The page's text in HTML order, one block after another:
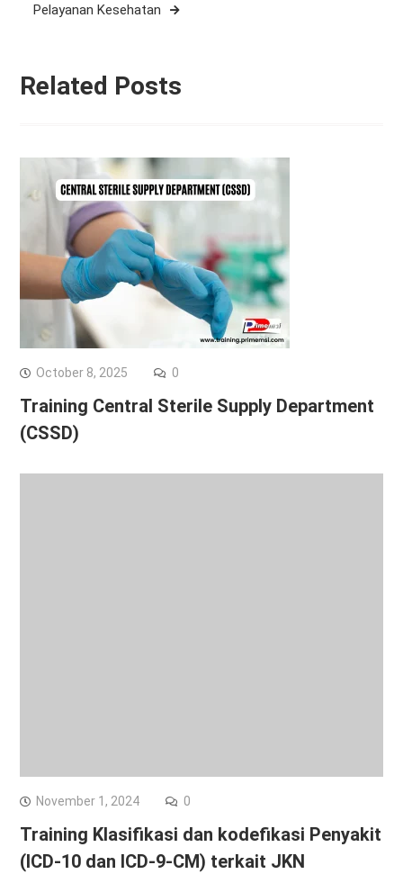
Pelayanan Kesehatan
Related Posts
October 8, 2025 0
Training Central Sterile Supply Department
(CSSD)
November 1, 2024 0
Training Klasifikasi dan kodefikasi Penyakit
(ICD-10 dan ICD-9-CM) terkait JKN